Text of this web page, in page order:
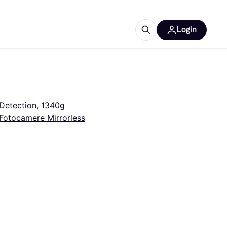
Login
1340g
Fotocamere Mirrorless